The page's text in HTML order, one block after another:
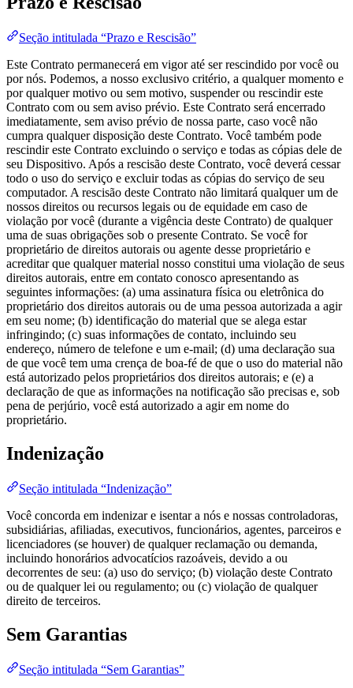
Seção intitulada “Prazo e Rescisão”
Este Contrato permanecerá em vigor até ser rescindido por você ou
por nós. Podemos, a nosso exclusivo critério, a qualquer momento e
por qualquer motivo ou sem motivo, suspender ou rescindir este
Contrato com ou sem aviso prévio. Este Contrato será encerrado
imediatamente, sem aviso prévio de nossa parte, caso você não
cumpra qualquer disposição deste Contrato. Você também pode
rescindir este Contrato excluindo o serviço e todas as cópias dele de
seu Dispositivo. Após a rescisão deste Contrato, você deverá cessar
todo o uso do serviço e excluir todas as cópias do serviço de seu
computador. A rescisão deste Contrato não limitará qualquer um de
nossos direitos ou recursos legais ou de equidade em caso de
violação por você (durante a vigência deste Contrato) de qualquer
uma de suas obrigações sob o presente Contrato. Se você for
proprietário de direitos autorais ou agente desse proprietário e
acreditar que qualquer material nosso constitui uma violação de seus
direitos autorais, entre em contato conosco apresentando as
seguintes informações: (a) uma assinatura física ou eletrônica do
proprietário dos direitos autorais ou de uma pessoa autorizada a agir
em seu nome; (b) identificação do material que se alega estar
infringindo; (c) suas informações de contato, incluindo seu
endereço, número de telefone e um e-mail; (d) uma declaração sua
de que você tem uma crença de boa-fé de que o uso do material não
está autorizado pelos proprietários dos direitos autorais; e (e) a
declaração de que as informações na notificação são precisas e, sob
pena de perjúrio, você está autorizado a agir em nome do
proprietário.
Indenização
Seção intitulada “Indenização”
Você concorda em indenizar e isentar a nós e nossas controladoras,
subsidiárias, afiliadas, executivos, funcionários, agentes, parceiros e
licenciadores (se houver) de qualquer reclamação ou demanda,
incluindo honorários advocatícios razoáveis, devido a ou
decorrentes de seu: (a) uso do serviço; (b) violação deste Contrato
ou de qualquer lei ou regulamento; ou (c) violação de qualquer
direito de terceiros.
Sem Garantias
Seção intitulada “Sem Garantias”